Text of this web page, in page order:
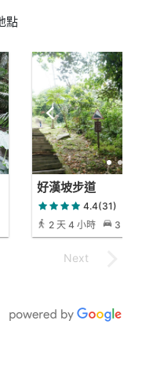
點
好漢坡步道
4.4(31)
2 天 4 小時
3 小時 48 分
小時 23 分